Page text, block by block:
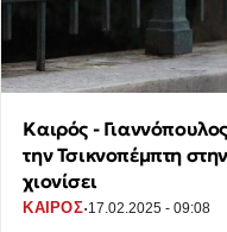
Καιρός -
την Τσικνοπέμπτη
χιονίσει
ΚΑΙΡΟΣ·17.02.2025 - 09:08